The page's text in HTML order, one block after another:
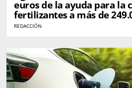
euros de la ayuda para la
fertilizantes a más de
REDACCIÓN